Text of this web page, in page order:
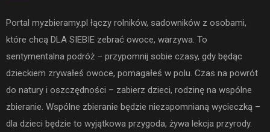
Portal myzbieramy.pl łączy rolników, sadowników z osobami,
które chcą DLA SIEBIE zebrać owoce, warzywa. To
sentymentalna podróż – przypomnij sobie czasy, gdy będąc
dzieckiem zrywałeś owoce, pomagałeś w polu. Czas na powrót
do natury i oszczędności – zabierz dzieci, rodzinę na wspólne
zbieranie. Wspólne zbieranie będzie niezapomnianą wycieczką –
dla dzieci będzie to wyjątkowa przygoda, żywa lekcja przyrody.